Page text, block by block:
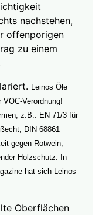
nachstehen,
offenporigen
zu einem
Leinos Öle
Verordnung!
z.B.: EN 71/3 für
DIN 68861
gegen Rotwein,
Holzschutz. In
hat sich Leinos
Oberflächen